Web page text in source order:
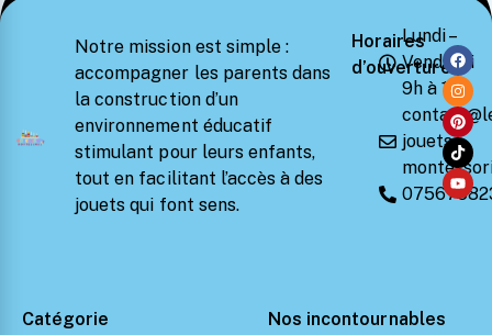
Notre mission est simple :
accompagner les parents dans
la construction d’un
environnement éducatif
stimulant pour leurs enfants,
tout en facilitant l’accès à des
jouets qui font sens.
Horaires
d’ouverture
Lundi –
Vendredi
9h à 18h
jouets-
Catégorie Nos incontournables